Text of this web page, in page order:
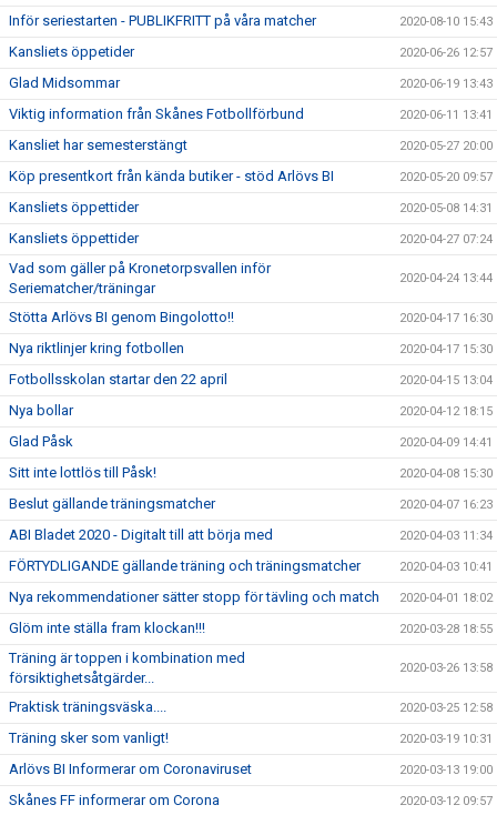
Inför seriestarten - PUBLIKFRITT på våra matcher 2020-08-10 15:43
Kansliets öppetider 2020-06-26 12:57
Glad Midsommar 2020-06-19 13:43
Viktig information från Skånes Fotbollförbund 2020-06-11 13:41
Kansliet har semesterstängt 2020-05-27 20:00
Köp presentkort från kända butiker - stöd Arlövs BI 2020-05-20 09:57
Kansliets öppettider 2020-05-08 14:31
Kansliets öppettider 2020-04-27 07:24
Vad som gäller på Kronetorpsvallen inför
Seriematcher/träningar
2020-04-24 13:44
Stötta Arlövs BI genom Bingolotto!! 2020-04-17 16:30
Nya riktlinjer kring fotbollen 2020-04-17 15:30
Fotbollsskolan startar den 22 april 2020-04-15 13:04
Nya bollar 2020-04-12 18:15
Glad Påsk 2020-04-09 14:41
Sitt inte lottlös till Påsk! 2020-04-08 15:30
Beslut gällande träningsmatcher 2020-04-07 16:23
ABI Bladet 2020 - Digitalt till att börja med 2020-04-03 11:34
FÖRTYDLIGANDE gällande träning och träningsmatcher 2020-04-03 10:41
Nya rekommendationer sätter stopp för tävling och match 2020-04-01 18:02
Glöm inte ställa fram klockan!!! 2020-03-28 18:55
Träning är toppen i kombination med
försiktighetsåtgärder...
2020-03-26 13:58
Praktisk träningsväska.... 2020-03-25 12:58
Träning sker som vanligt! 2020-03-19 10:31
Arlövs BI Informerar om Coronaviruset 2020-03-13 19:00
Skånes FF informerar om Corona 2020-03-12 09:57